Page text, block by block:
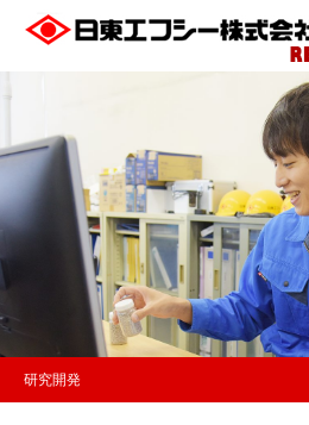
研究開発